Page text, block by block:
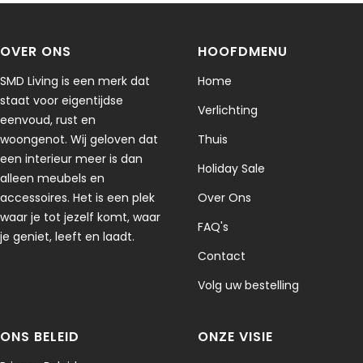
viainfo@smdliving.nl
Houd er rekening mee dat
de leverancier in China.Houd er rekening mee dat de
retourzending via onze leverancier in China verloopt en dat de
verzendkosten hierbij voor eigen rekening zijn.
Voor vragen over retourzendingen kun je altijd contact met ons
opnemen viainfo@smdliving.nl
Controleer je bestelling direct na ontvangst en neem
onmiddellijk contact met ons op als het artikel defect,
Sommige artikelen kunnen niet worden geretourneerd, zoals
OVER ONS
SMD Living is een merk dat
staat voor eigentijdse
eenvoud, rust en
woongenot. Wij geloven dat
een interieur meer is dan
alleen meubels en
accessoires. Het is een plek
waar je tot jezelf komt, waar
je geniet, leeft en laadt.
HOOFDMENU
Home
Verlichting
Thuis
Holiday Sale
Over Ons
FAQ's
Contact
Volg uw bestelling
ONS BELEID ONZE VISIE